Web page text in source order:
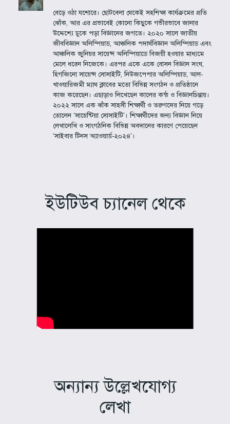
বেড়ে ওঠা যশোরে। ছোটবেলা থেকেই সহশিক্ষা কার্যক্রমের প্রতি
ঝোঁক, আর এর প্রভাবেই কোনো কিছুকে গভীরভাবে জানার
উদ্দেশ্যে ঢুকে পড়া বিজ্ঞানের জগতে। ২০২০ সালে জাতীয়
জীববিজ্ঞান অলিম্পিয়াড, আঞ্চলিক পদার্থবিজ্ঞান অলিম্পিয়াড এবং
আঞ্চলিক জুনিয়র সায়েন্স অলিম্পিয়াডে বিজয়ী হওয়ার মাধ্যমে
মেলে ধরেন নিজেকে। এরপর একে একে বোসন বিজ্ঞান সংঘ,
হিগজিনো সায়েন্স সোসাইটি, নিউজপেপার অলিম্পিয়াড, আল-
খাওয়ারিজমী ম্যাথ ক্লাবের মতো বিভিন্ন সংগঠন ও প্রতিষ্ঠানে
কাজ করেছেন। এছাড়াও লিখেছেন কালের কন্ঠ ও বিজ্ঞানচিন্তায়।
২০২২ সালে এক ঝাঁক সাহসী শিক্ষার্থী ও তরুণদের নিয়ে গড়ে
তোলেন ‘সায়েন্টিয়া সোসাইটি’। শিক্ষার্থীদের জন্য বিজ্ঞান নিয়ে
লেখালেখি ও সাংগঠনিক বিভিন্ন অবদানের কারণে পেয়েছেন
‘সাইবার টিনস অ্যাওয়ার্ড-২০২৪’।
ইউটিউব চ্যানেল থেকে
অন্যান্য উল্লেখযোগ্য
লেখা